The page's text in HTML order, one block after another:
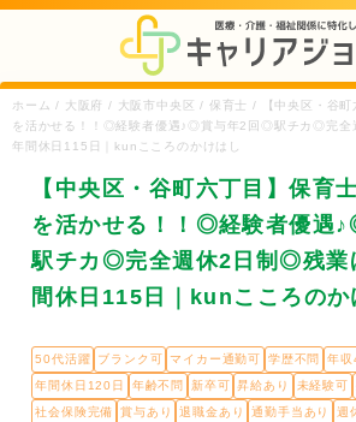
ホーム / 大阪府 / 大阪市中央区 / 保育士 / 【中央区・谷
を活かせる！！◎経験者優遇♪◎賞与年2回◎駅チカ◎完全
年間休日115日｜kunこころのかけはし
【中央区・谷町六丁目】保育
を活かせる！！◎経験者優遇
駅チカ◎完全週休2日制◎残
間休日115日｜kunこころのか
50代活躍 ブランク可 マイカー通勤可 学歴不問
年収
年間休日120日
年齢不問 新卒可 昇給あり 未経験可
社会保険完備
賞与あり 退職金あり 通勤手当あり 週